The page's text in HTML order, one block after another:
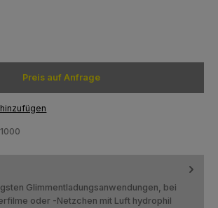
Preis auf Anfrage
Glimmentladungsanwendungen, bei
oder -Netzchen mit Luft hydrophil